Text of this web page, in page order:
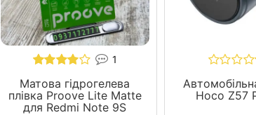
1
Матова гідрогелева
плівка Proove Lite Matte
для Redmi Note 9S
Hoco Z57